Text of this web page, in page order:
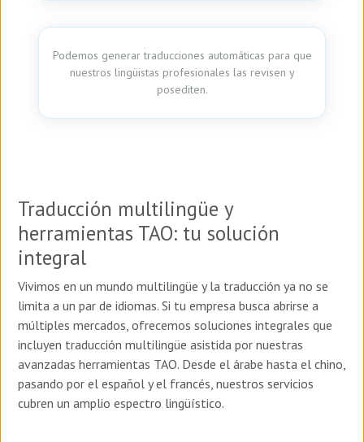
Podemos generar traducciones automáticas para que
nuestros lingüistas profesionales las revisen y
posediten.
Traducción multilingüe y
herramientas TAO: tu solución
integral
Vivimos en un mundo multilingüe y la traducción ya no se
limita a un par de idiomas. Si tu empresa busca abrirse a
múltiples mercados, ofrecemos soluciones integrales que
incluyen traducción multilingüe asistida por nuestras
avanzadas herramientas TAO. Desde el árabe hasta el chino,
pasando por el español y el francés, nuestros servicios
cubren un amplio espectro lingüístico.